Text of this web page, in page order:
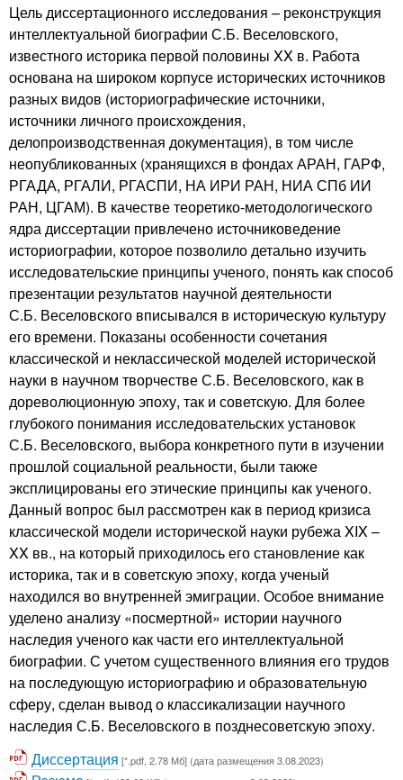
Цель диссертационного исследования – реконструкция
интеллектуальной биографии С.Б. Веселовского,
известного историка первой половины XX в. Работа
основана на широком корпусе исторических источников
разных видов (историографические источники,
источники личного происхождения,
делопроизводственная документация), в том числе
неопубликованных (хранящихся в фондах АРАН, ГАРФ,
РГАДА, РГАЛИ, РГАСПИ, НА ИРИ РАН, НИА СПб ИИ
РАН, ЦГАМ). В качестве теоретико-методологического
ядра диссертации привлечено источниковедение
историографии, которое позволило детально изучить
исследовательские принципы ученого, понять как способ
презентации результатов научной деятельности
С.Б. Веселовского вписывался в историческую культуру
его времени. Показаны особенности сочетания
классической и неклассической моделей исторической
науки в научном творчестве С.Б. Веселовского, как в
дореволюционную эпоху, так и советскую. Для более
глубокого понимания исследовательских установок
С.Б. Веселовского, выбора конкретного пути в изучении
прошлой социальной реальности, были также
эксплицированы его этические принципы как ученого.
Данный вопрос был рассмотрен как в период кризиса
классической модели исторической науки рубежа XIX –
XX вв., на который приходилось его становление как
историка, так и в советскую эпоху, когда ученый
находился во внутренней эмиграции. Особое внимание
уделено анализу «посмертной» истории научного
наследия ученого как части его интеллектуальной
биографии. С учетом существенного влияния его трудов
на последующую историографию и образовательную
сферу, сделан вывод о классикализации научного
наследия С.Б. Веселовского в позднесоветскую эпоху.
Диссертация [*.pdf, 2.78 Мб] (дата размещения 3.08.2023)